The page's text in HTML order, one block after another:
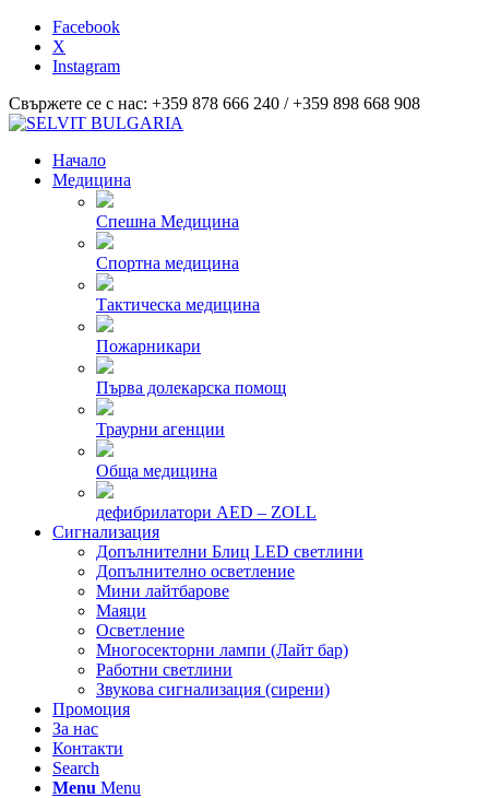
Facebook
X
Instagram
Свържете се с нас: +359 878 666 240 / +359 898 668 908
Начало
Медицина
Спешна Медицина
Спортна медицина
Тактическа медицина
Пожарникари
Първа долекарска помощ
Траурни агенции
Обща медицина
дефибрилатори AED – ZOLL
Сигнализация
Допълнителни Блиц LED светлини
Допълнително осветление
Мини лайтбарове
Маяци
Осветление
Многосекторни лампи (Лайт бар)
Работни светлини
Звукова сигнализация (сирени)
Промоция
За нас
Контакти
Search
Menu Menu